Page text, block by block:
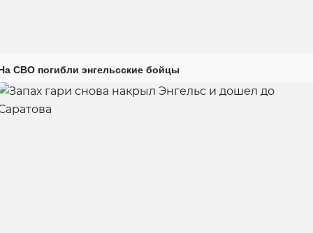
СВО погибли энгельсские бойцы